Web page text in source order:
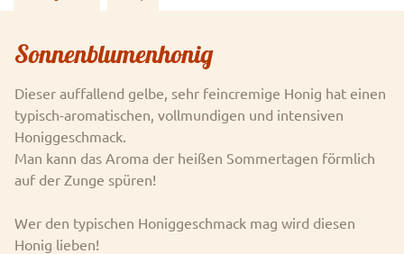
Sonnenblumenhonig
Dieser auffallend gelbe, sehr feincremige Honig hat einen
typisch-aromatischen, vollmundigen und intensiven
Honiggeschmack.
Man kann das Aroma der heißen Sommertagen förmlich
auf der Zunge spüren!
Wer den typischen Honiggeschmack mag wird diesen
Honig lieben!